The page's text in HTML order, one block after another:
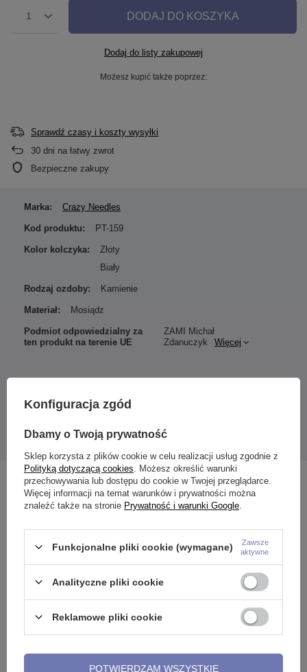
1 DODAJ DO KOSZYKA
Dodaj do listy zakupowej
Możesz kupić także poprzez:
Sprawdź czasy i koszty wysyłki
30 dni na łatwy zwrot
Bezpieczne zakupy
całkowita długość kolczyka: około 74 mm
na różną budowę kamieni.
Podana cena dotyczy 1 sztuki.
Marka: Crazy Needles
Kod produktu: PT-159
Kolor kolczyka:
Złoty
Biały
Rodzaj ozdoby: Kamienie
Materiał: Mosiądz
Podmiot odpowiedzialny za
ten produkt na terenie UE
ZAMI Michał
Zdanuczyk
Więcej
Zobacz również
Konfiguracja zgód
Dbamy o Twoją prywatność
Sklep korzysta z plików cookie w celu realizacji usług zgodnie z
Polityką dotyczącą cookies . Możesz określić warunki
przechowywania lub dostępu do cookie w Twojej przeglądarce.
Więcej informacji na temat warunków i prywatności można
znaleźć także na stronie Prywatność i warunki Google
Funkcjonalne pliki cookie (wymagane)
Zawsze
aktywne
Analityczne pliki cookie
Reklamowe pliki cookie
POTWIERDZAM WSZYSTKIE